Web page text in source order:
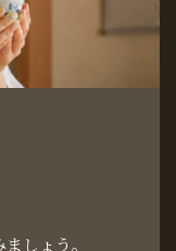
しょう。